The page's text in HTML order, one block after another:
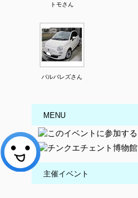
トモさん
バルバレズさん
MENU
主催イベント